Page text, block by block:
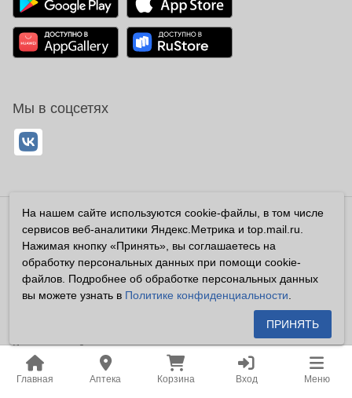
Главная Аптека Корзина Вход Меню
Мы в соцсетях
Владелец сайта ООО «Суперфарма» ОГРН 1032700302194
Все права защищены ©2026
Информация, размещенная на данном сайте имеет
справочный характер, и не должна восприниматься
посетителями сайта как публичная оферта, предусмотренная
Владелец сайта устанавливает запрет на цитирование,
копирование и размещение информации, размещенной на
настоящем сайте newapteka.ru, включая информацию о
На нашем сайте используются cookie-файлы, в том числе
сервисов веб-аналитики Яндекс.Метрика и top.mail.ru.
Нажимая кнопку «Принять», вы соглашаетесь на
обработку персональных данных при помощи cookie-
файлов. Подробнее об обработке персональных данных
вы можете узнать в Политике конфиденциальности
ПРИНЯТЬ